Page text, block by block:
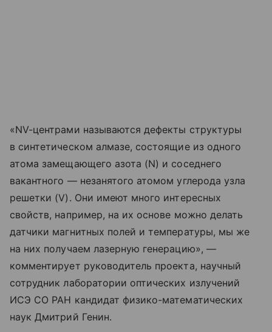
«NV-центрами называются дефекты структуры
в синтетическом алмазе, состоящие из одного
атома замещающего азота (N) и соседнего
вакантного — незанятого атомом углерода узла
решетки (V). Они имеют много интересных
свойств, например, на их основе можно делать
датчики магнитных полей и температуры, мы же
на них получаем лазерную генерацию», —
комментирует руководитель проекта, научный
сотрудник лаборатории оптических излучений
ИСЭ СО РАН кандидат физико-математических
наук Дмитрий Генин.